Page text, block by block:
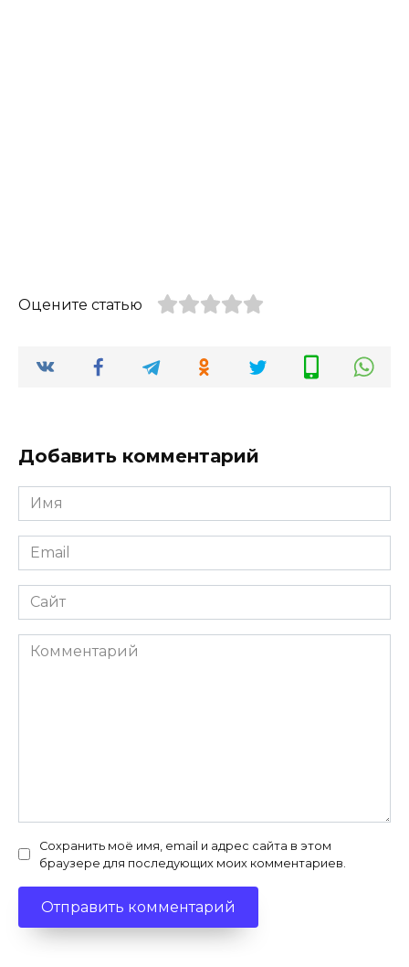
Оцените статью
Добавить комментарий
Имя
*
Email
*
Сайт
Комментарий
Сохранить моё имя, email и адрес сайта в этом
браузере для последующих моих комментариев.